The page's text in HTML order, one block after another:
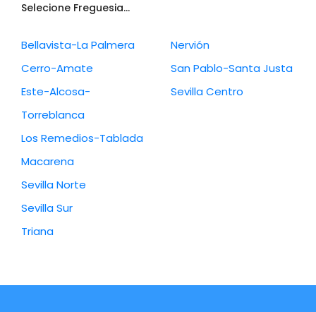
Selecione Freguesia...
Bellavista-La Palmera
Cerro-Amate
Este-Alcosa-
Torreblanca
Los Remedios-Tablada
Macarena
Nervión
San Pablo-Santa Justa
Sevilla Centro
Sevilla Norte
Sevilla Sur
Triana